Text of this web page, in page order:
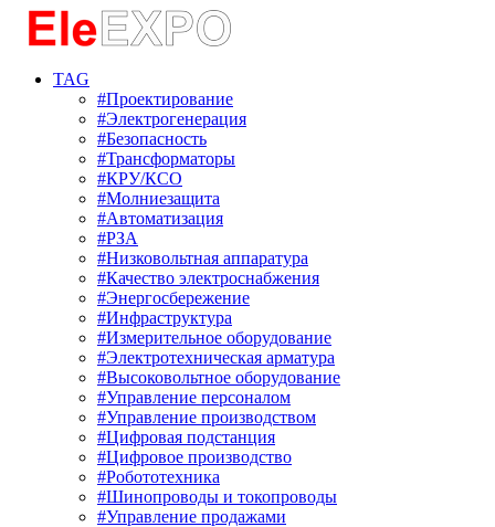
TAG
#Проектирование
#Электрогенерация
#Безопасность
#Трансформаторы
#КРУ/КСО
#Молниезащита
#Автоматизация
#РЗА
#Низковольтная аппаратура
#Качество электроснабжения
#Энергосбережение
#Инфраструктура
#Измерительное оборудование
#Электротехническая арматура
#Высоковольтное оборудование
#Управление персоналом
#Управление производством
#Цифровая подстанция
#Цифровое производство
#Робототехника
#Шинопроводы и токопроводы
#Управление продажами